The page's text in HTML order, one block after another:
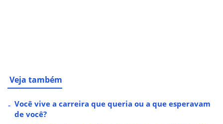
Veja também
Você vive a carreira que queria ou a que esperavam
de você?